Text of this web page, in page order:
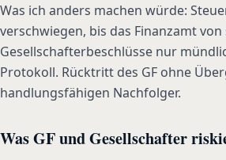
Was ich anders machen würde:
verschwiegen, bis das Finanzamt
Gesellschafterbeschlüsse nur
Protokoll. Rücktritt des GF ohne
handlungsfähigen Nachfolger.
Was GF und Gesellschafter